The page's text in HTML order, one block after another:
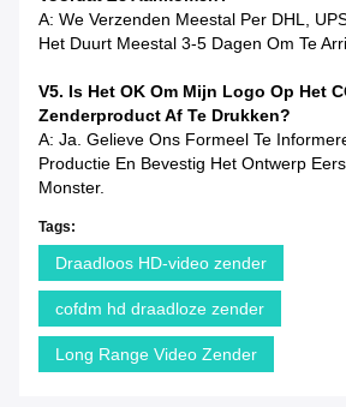
A: We Verzenden Meestal Per DHL,
Het Duurt Meestal 3-5 Dagen Om Te
V5. Is Het OK Om Mijn Logo Op Het
Zenderproduct Af Te Drukken?
A: Ja. Gelieve Ons Formeel Te
Productie En Bevestig Het Ontwerp
Monster.
Tags:
Draadloos HD-video zender
cofdm hd draadloze zender
Long Range Video Zender